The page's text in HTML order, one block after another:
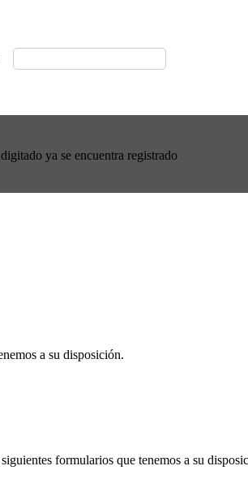
ya se encuentra registrado
a su disposición.
formularios que tenemos a su